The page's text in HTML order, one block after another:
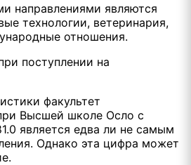
направлeниями являются
технологии, ветеринария,
отношения.
поступлении на
факультет
Высшей школе Осло с
является едва ли не самым
Однако эта цифра может